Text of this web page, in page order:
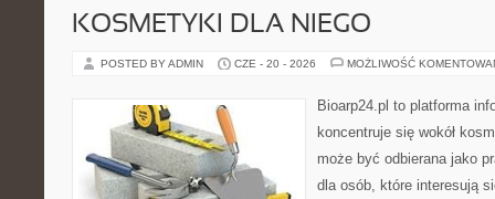
KOSMETYKI DLA NIEGO
POSTED BY ADMIN CZE - 20 - 2026 MOŻLIWOŚĆ
Bioarp24.pl to platforma
koncentruje się wokół
może być odbierana jako
dla osób, które interesują